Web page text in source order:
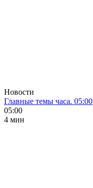
Новости
Главные темы часа. 05:00
05:00
4 мин